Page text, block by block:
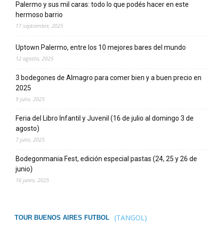
Palermo y sus mil caras: todo lo que podés hacer en este
hermoso barrio
17 septiembre, 2025
Uptown Palermo, entre los 10 mejores bares del mundo
12 agosto, 2025
3 bodegones de Almagro para comer bien y a buen precio en
2025
9 julio, 2025
Feria del Libro Infantil y Juvenil (16 de julio al domingo 3 de
agosto)
7 julio, 2025
Bodegonmania Fest, edición especial pastas (24, 25 y 26 de
junio)
16 junio, 2025
TOUR BUENOS AIRES FUTBOL (TANGOL)